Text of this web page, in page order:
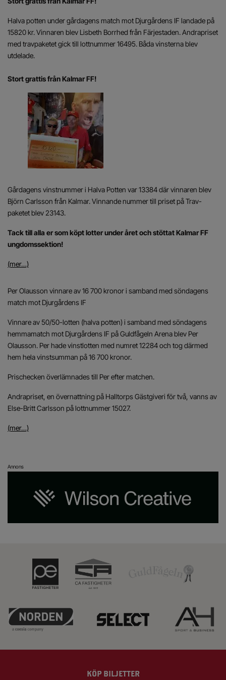
Halva potten under gårdagens match mot Djurgårdens IF landade på
15820 kr. Vinnaren blev Lisbeth Borrhed från Färjestaden. Andrapriset
med travpaketet gick till lottnummer 16495. Båda vinsterna blev
utdelade.
Stort grattis från Kalmar FF!
Gårdagens vinstnummer i Halva Potten var 13384 där vinnaren blev
Björn Carlsson från Kalmar. Vinnande nummer till priset på Trav-
paketet blev 23143.
Tack till alla er som köpt lotter under året och stöttat Kalmar FF
ungdomssektion!
(mer…)
Per Olausson vinnare av 16 700 kronor i samband med söndagens
match mot Djurgårdens IF
Vinnare av 50/50-lotten (halva potten) i samband med söndagens
hemmamatch mot Djurgårdens IF på Guldfågeln Arena blev Per
Olausson. Per hade vinstlotten med numret 12284 och tog därmed
hem hela vinstsumman på 16 700 kronor.
Prischecken överlämnades till Per efter matchen.
Andrapriset, en övernattning på Halltorps Gästgiveri för två, vanns av
Else-Britt Carlsson på lottnummer 15027.
(mer…)
Annons
KÖP BILJETTER